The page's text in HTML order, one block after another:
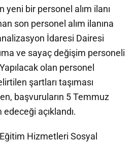
yeni bir personel alım ilanı
son personel alım ilanına
İdaresi Dairesi
ve sayaç değişim personeli
olan personel
şartları taşıması
başvuruların 5 Temmuz
açıklandı.
Hizmetleri Sosyal